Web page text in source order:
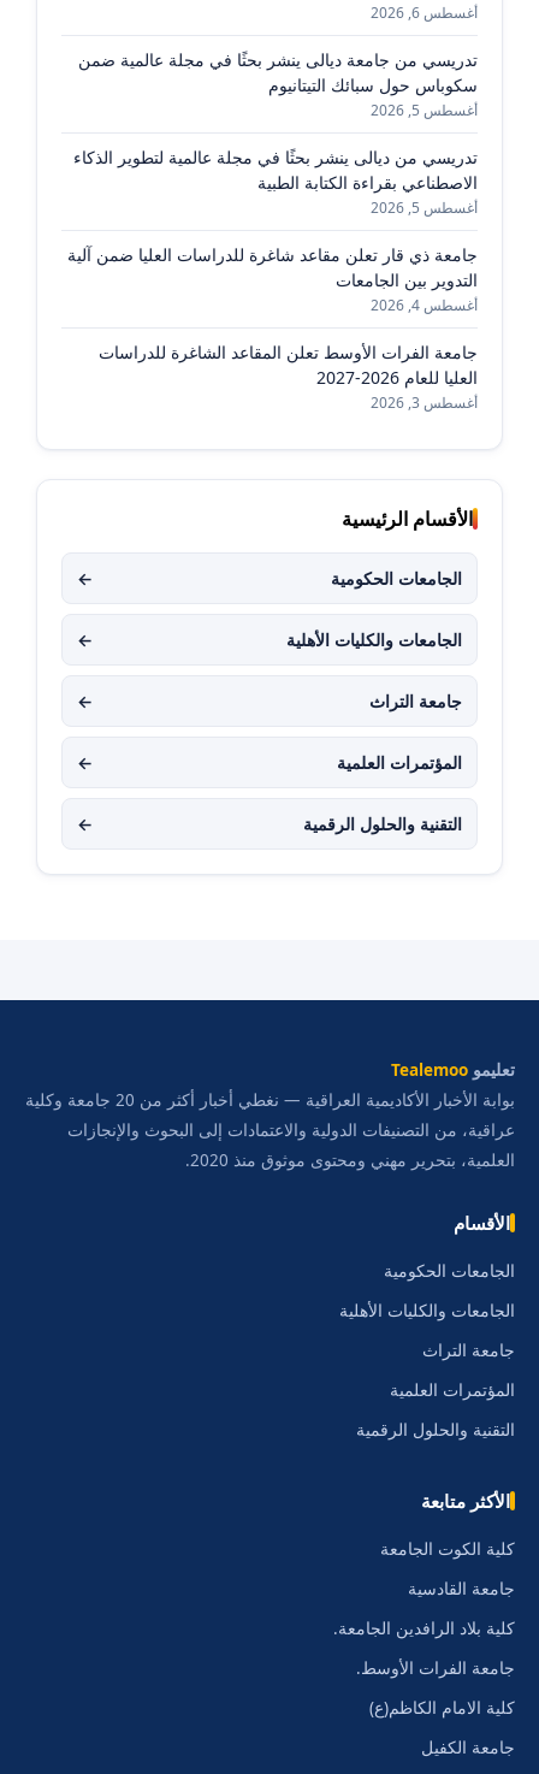
أغسطس 6, 2026
تدريسي من جامعة ديالى ينشر بحثًا في مجلة عالمية ضمن
سكوباس حول سبائك التيتانيوم
أغسطس 5, 2026
تدريسي من ديالى ينشر بحثًا في مجلة عالمية لتطوير الذكاء
الاصطناعي بقراءة الكتابة الطبية
أغسطس 5, 2026
جامعة ذي قار تعلن مقاعد شاغرة للدراسات العليا ضمن آلية
التدوير بين الجامعات
أغسطس 4, 2026
جامعة الفرات الأوسط تعلن المقاعد الشاغرة للدراسات
العليا للعام 2026-2027
أغسطس 3, 2026
الأقسام الرئيسية
الجامعات الحكومية ←
الجامعات والكليات الأهلية ←
جامعة التراث ←
المؤتمرات العلمية ←
التقنية والحلول الرقمية ←
تعليمو Tealemoo
بوابة الأخبار الأكاديمية العراقية — نغطي أخبار أكثر من 20 جامعة وكلية
عراقية، من التصنيفات الدولية والاعتمادات إلى البحوث والإنجازات
العلمية، بتحرير مهني ومحتوى موثوق منذ 2020.
الأقسام
الجامعات الحكومية
الجامعات والكليات الأهلية
جامعة التراث
المؤتمرات العلمية
التقنية والحلول الرقمية
الأكثر متابعة
كلية الكوت الجامعة
جامعة القادسية
كلية بلاد الرافدين الجامعة.
جامعة الفرات الأوسط.
كلية الامام الكاظم(ع)
جامعة الكفيل